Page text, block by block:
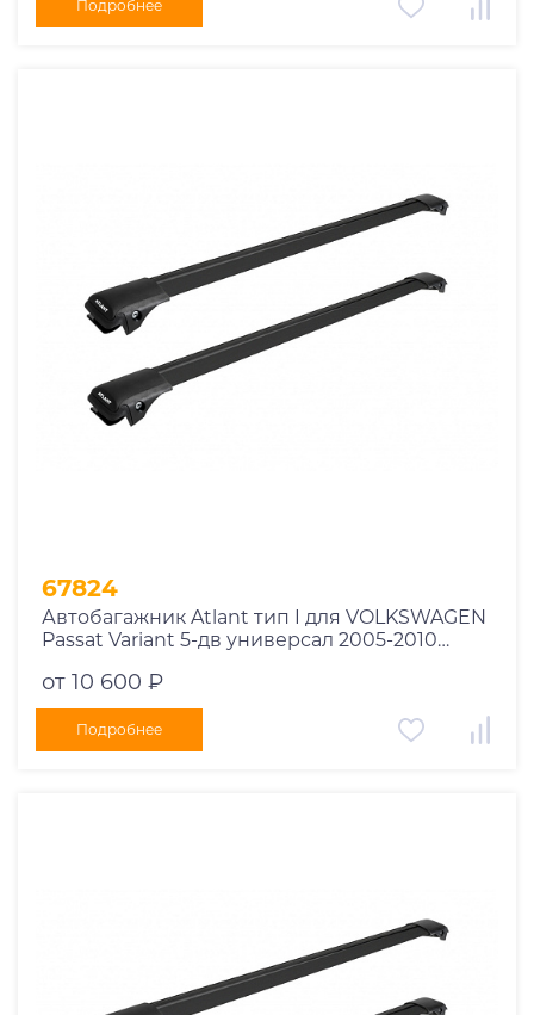
Подробнее
67824
Автобагажник Atlant тип I для VOLKSWAGEN
Passat Variant 5-дв универсал 2005-2010
10002+11114+11118
от 10 600 ₽
Подробнее